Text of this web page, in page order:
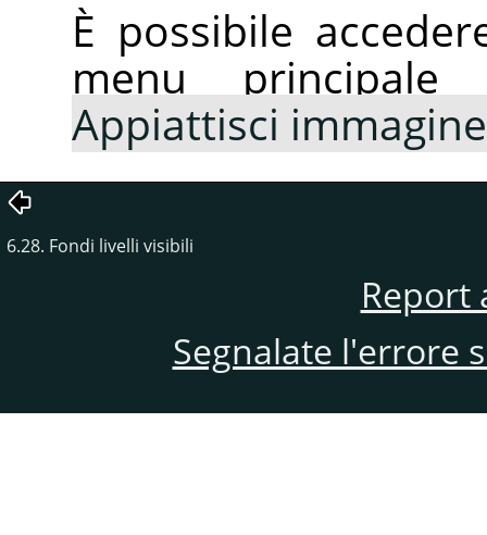
È possibile
menu
Appiattisci immagine
6.28. Fondi livelli visibili
Report
Segnalate l'errore